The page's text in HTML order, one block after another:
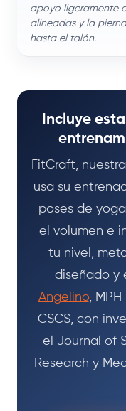
apoyo ligeramente
alineadas y la
hasta el talón.
Incluye
FitCraft,
usa su
poses de
el volumen e
tu nivel,
diseñado y
Angelino, MPH
CSCS, con
el Journal of
Research y